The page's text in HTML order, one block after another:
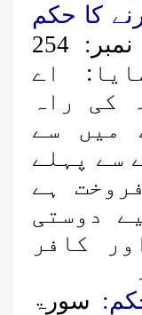
کا حکم
سورۃ البقرہ آیت نمبر: 254
اے
کی راہ
میں سے
سے پہلے
ہے
دوستی
کافر
سورۃ